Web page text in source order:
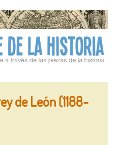
de León (1188-